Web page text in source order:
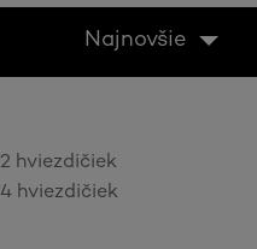
Najnovšie
2 hviezdičiek
4 hviezdičiek